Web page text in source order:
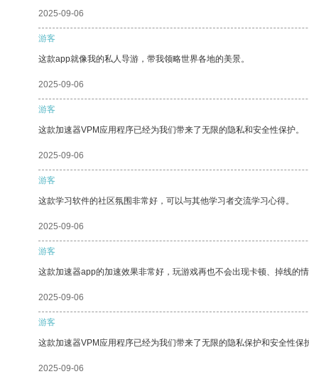
2025-09-06
游客
这款app就像我的私人导游，带我领略世界各地的美景。
2025-09-06
游客
这款加速器VPM应用程序已经为我们带来了无限的隐私和安全性保护。
2025-09-06
游客
这款学习软件的社区氛围非常好，可以与其他学习者交流学习心得。
2025-09-06
游客
这款加速器app的加速效果非常好，玩游戏再也不会出现卡顿、掉线的
2025-09-06
游客
这款加速器VPM应用程序已经为我们带来了无限的隐私保护和安全性保
2025-09-06